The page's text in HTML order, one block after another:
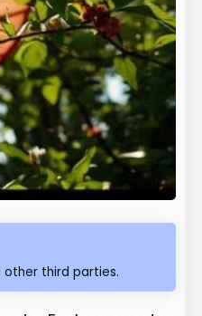
other third parties.